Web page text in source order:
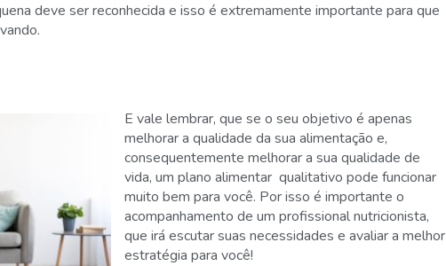
deve ser reconhecida e isso é extremamente importante para que
E vale lembrar, que se o seu objetivo é apenas
melhorar a qualidade da sua alimentação e,
consequentemente melhorar a sua qualidade de
vida, um plano alimentar qualitativo pode funcionar
muito bem para você. Por isso é importante o
acompanhamento de um profissional nutricionista,
que irá escutar suas necessidades e avaliar a melhor
estratégia para você!